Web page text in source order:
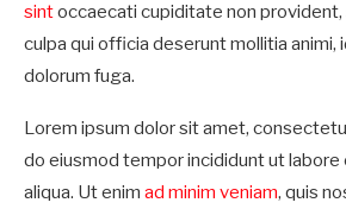
sintoccaecati cupiditate non provident,
culpa qui officia deserunt mollitia animi,
dolorum fuga.
Lorem ipsum dolor sit amet,
do eiusmod tempor incididunt ut labore
aliqua. Ut enim ad minim veniam, quis